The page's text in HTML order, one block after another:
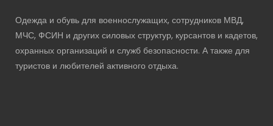
Одежда и обувь для военнослужащих, сотрудников МВД,
МЧС, ФСИН и других силовых структур, курсантов и кадетов,
охранных организаций и служб безопасности. А также для
туристов и любителей активного отдыха.